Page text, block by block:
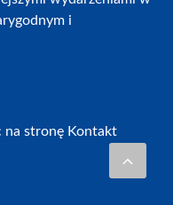
i
na stronę Kontakt